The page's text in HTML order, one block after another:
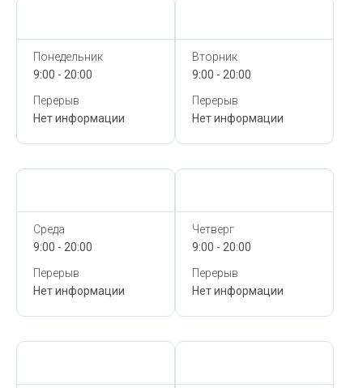
Понедельник
9:00 - 20:00
Перерыв
Нет информации
Вторник
9:00 - 20:00
Перерыв
Нет информации
Среда
9:00 - 20:00
Перерыв
Нет информации
Четверг
9:00 - 20:00
Перерыв
Нет информации